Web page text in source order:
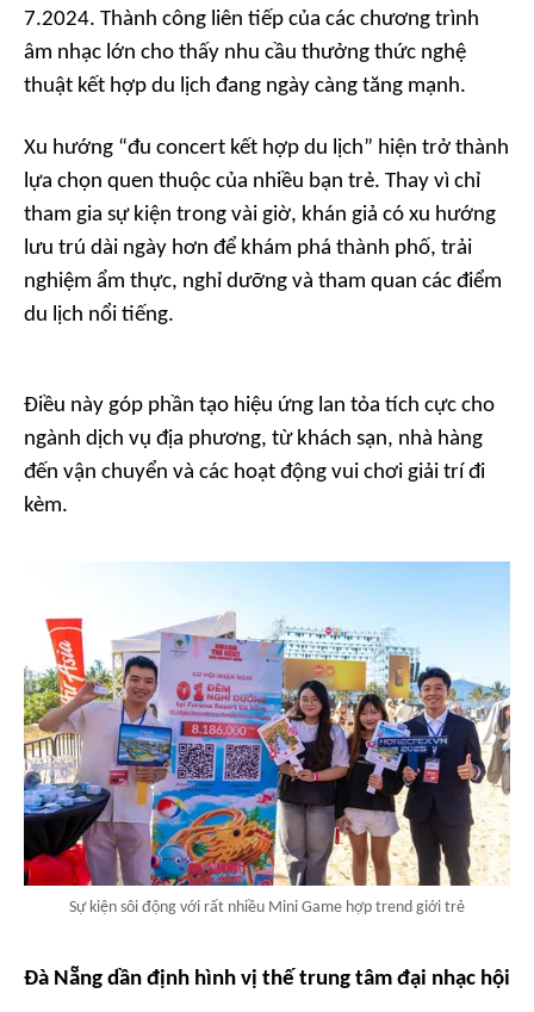
7.2024. Thành công liên tiếp của các chương trình
âm nhạc lớn cho thấy nhu cầu thưởng thức nghệ
thuật kết hợp du lịch đang ngày càng tăng mạnh.
Xu hướng “đu concert kết hợp du lịch” hiện trở thành
lựa chọn quen thuộc của nhiều bạn trẻ. Thay vì chỉ
tham gia sự kiện trong vài giờ, khán giả có xu hướng
lưu trú dài ngày hơn để khám phá thành phố, trải
nghiệm ẩm thực, nghỉ dưỡng và tham quan các điểm
du lịch nổi tiếng.
Điều này góp phần tạo hiệu ứng lan tỏa tích cực cho
ngành dịch vụ địa phương, từ khách sạn, nhà hàng
đến vận chuyển và các hoạt động vui chơi giải trí đi
kèm.
Sự kiện sôi động với rất nhiều Mini Game hợp trend giới trẻ
Đà Nẵng dần định hình vị thế trung tâm đại nhạc hội